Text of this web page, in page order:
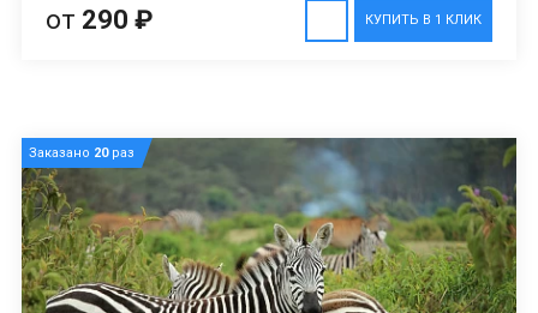
КУПИТЬ В 1 КЛИК
от 290 ₽
Заказано 20раз